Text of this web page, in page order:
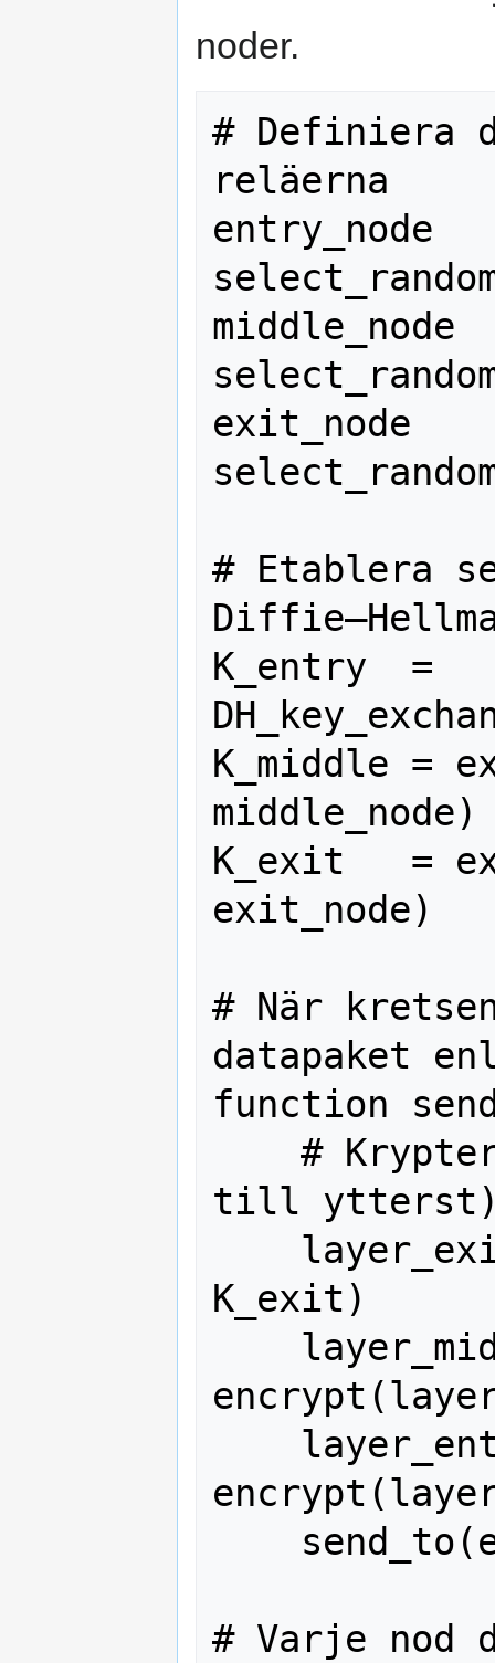
noder.
# Definiera
reläerna
entry_node
middle_node
exit_node
# Etablera
K_entry  =
K_middle =
middle_node)
K_exit   =
exit_node)
# När
datapaket
function
till
K_exit)
# Varje nod